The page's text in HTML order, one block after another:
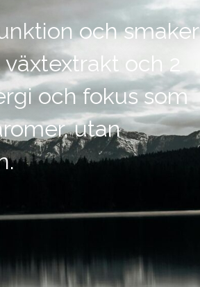
och smaker
och 2
och fokus som
utan